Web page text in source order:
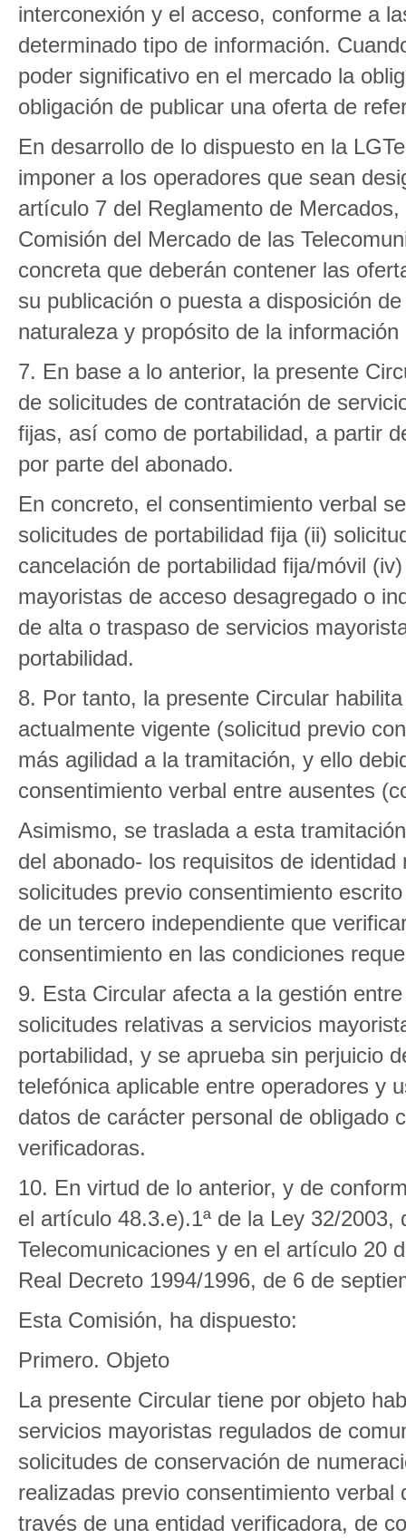
interconexión y el acceso, conforme a
determinado tipo de información.
poder significativo en el mercado la
obligación de publicar una oferta de
En desarrollo de lo dispuesto en la
imponer a los operadores que sean
artículo 7 del Reglamento de
Comisión del Mercado de las
concreta que deberán contener las
su publicación o puesta a disposición
naturaleza y propósito de la
7. En base a lo anterior, la presente
de solicitudes de contratación de
fijas, así como de portabilidad, a partir
por parte del abonado.
En concreto, el consentimiento verbal
solicitudes de portabilidad fija (ii)
cancelación de portabilidad fija/móvil
mayoristas de acceso desagregado o
de alta o traspaso de servicios
portabilidad.
8. Por tanto, la presente Circular
actualmente vigente (solicitud previo
más agilidad a la tramitación, y ello
consentimiento verbal entre ausentes
Asimismo, se traslada a esta
del abonado- los requisitos de
solicitudes previo consentimiento
de un tercero independiente que
consentimiento en las condiciones
9. Esta Circular afecta a la gestión
solicitudes relativas a servicios
portabilidad, y se aprueba sin perjuicio
telefónica aplicable entre operadores y
datos de carácter personal de obligado
verificadoras.
10. En virtud de lo anterior, y de
el artículo 48.3.e).1ª de la Ley 32/
Telecomunicaciones y en el artículo 20
Real Decreto 1994/1996, de 6 de
Esta Comisión, ha dispuesto:
Primero. Objeto
La presente Circular tiene por objeto
servicios mayoristas regulados de
solicitudes de conservación de
realizadas previo consentimiento
través de una entidad verificadora, de